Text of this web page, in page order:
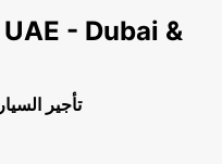
- Dubai &
تأجير